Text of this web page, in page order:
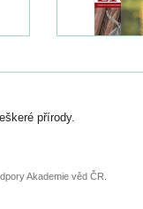
přírody.
Akademie věd ČR.